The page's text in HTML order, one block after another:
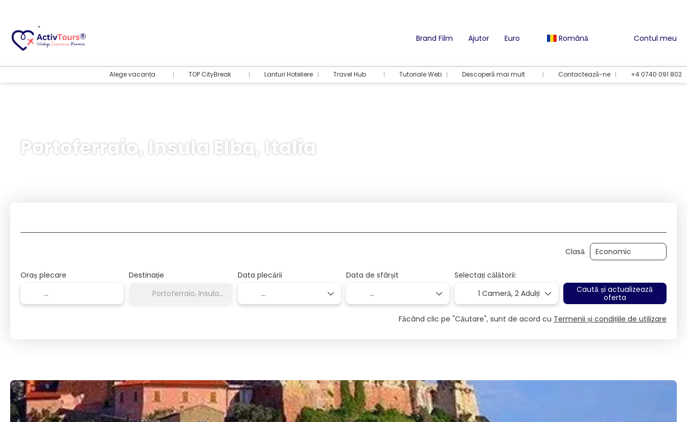
Brand Film Ajutor Euro Română Contul meu
Alege vacanța TOP CityBreak Lanturi Hoteliere Travel Hub Tutoriale Web Descoperă mai mult Contactează-ne +4 0740 091 802
Portoferraio, Insula Elba, Italia
Clasă
Oraș plecare Destinație Data plecării Data de sfârșit
Selectați călătorii:
1 Cameră,2 Adulți
Caută și actualizează
oferta
Făcând clic pe "Căutare", sunt de acord cu Termenii și condițiile de utilizare